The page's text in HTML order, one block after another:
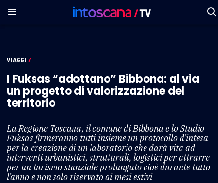
VIAGGI /
I Fuksas “adottano” Bibbona: al via
un progetto di valorizzazione del
territorio
La Regione Toscana, il comune di Bibbona e lo Studio
Fuksas firmeranno tutti insieme un protocollo d’intesa
per la creazione di un laboratorio che darà vita ad
interventi urbanistici, strutturali, logistici per attrarre
per un turismo stanziale prolungato cioè durante tutto
l’anno e non solo riservato ai mesi estivi